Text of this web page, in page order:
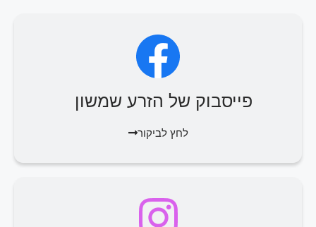
פייסבוק של הזרע שמשון
לחץ לביקור